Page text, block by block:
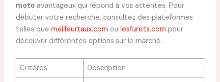
moto avantageux qui répond à vos attentes. Pour
débuter votre recherche, consultez des plateformes
telles que meilleurtaux.com ou lesfurets.com pour
découvrir différentes options sur le marché.
Critères Description